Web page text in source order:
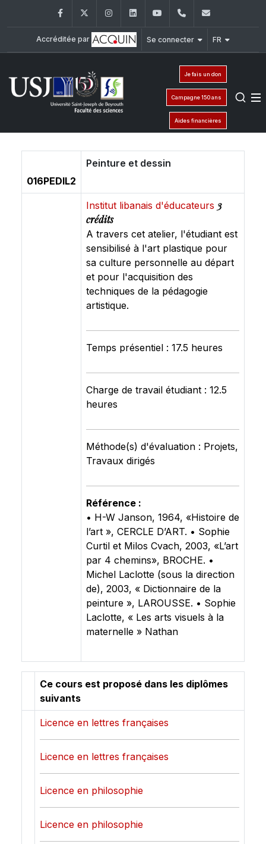
FacebookTwitter InstagramLinkedInYouTube+961 (1) 421 368
Accréditée par Se connecter FR
Je fais un don
Campagne 150 ans
Aides financières
016PEDIL2
Peinture et dessin
Institut libanais d'éducateurs 3
crédits
A travers cet atelier, l'étudiant est
sensibilisé à l'art plastique pour
sa culture personnelle au départ
et pour l'acquisition des
techniques de la pédagogie
artistique.
Temps présentiel : 17.5 heures
Charge de travail étudiant : 12.5
heures
Méthode(s) d'évaluation : Projets,
Travaux dirigés
Référence :
• H-W Janson, 1964, «Histoire de
l’art », CERCLE D’ART. • Sophie
Curtil et Milos Cvach, 2003, «L’art
par 4 chemins», BROCHE. •
Michel Laclotte (sous la direction
de), 2003, « Dictionnaire de la
peinture », LAROUSSE. • Sophie
Laclotte, « Les arts visuels à la
maternelle » Nathan
Ce cours est proposé dans les diplômes
suivants
Licence en lettres françaises
Licence en lettres françaises
Licence en philosophie
Licence en philosophie